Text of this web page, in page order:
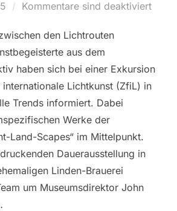
am
Kommentare sind deaktiviert
den Lichtrouten
aus dem
haben sich bei einer Exkursion
Lichtkunst (ZfiL) in
Trends informiert. Dabei
Werke der
Land-Scapes“ im Mittelpunkt.
Dauerausstellung in
Linden-Brauerei
um Museumsdirektor John